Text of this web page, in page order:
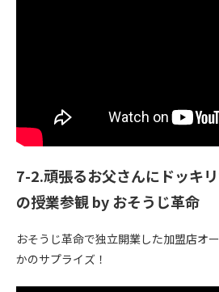
7-2.頑張るお父さんにドッキ
の授業参観 by おそうじ革命
おそうじ革命で独立開業した加盟店オ
かのサプライズ！